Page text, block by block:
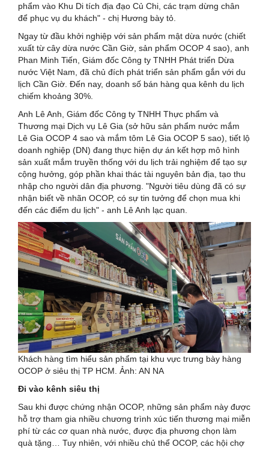
phẩm vào Khu Di tích địa đạo Củ Chi, các trạm dừng chân
để phục vụ du khách" - chị Hương bày tỏ.
Ngay từ đầu khởi nghiệp với sản phẩm mật dừa nước (chiết
xuất từ cây dừa nước Cần Giờ, sản phẩm OCOP 4 sao), anh
Phan Minh Tiến, Giám đốc Công ty TNHH Phát triển Dừa
nước Việt Nam, đã chủ đích phát triển sản phẩm gắn với du
lịch Cần Giờ. Đến nay, doanh số bán hàng qua kênh du lịch
chiếm khoảng 30%.
Anh Lê Anh, Giám đốc Công ty TNHH Thực phẩm và
Thương mại Dịch vụ Lê Gia (sở hữu sản phẩm nước mắm
Lê Gia OCOP 4 sao và mắm tôm Lê Gia OCOP 5 sao), tiết lộ
doanh nghiệp (DN) đang thực hiện dự án kết hợp mô hình
sản xuất mắm truyền thống với du lịch trải nghiệm để tạo sự
cộng hưởng, góp phần khai thác tài nguyên bản địa, tạo thu
nhập cho người dân địa phương. "Người tiêu dùng đã có sự
nhận biết về nhãn OCOP, có sự tin tưởng để chọn mua khi
đến các điểm du lịch" - anh Lê Anh lạc quan.
Khách hàng tìm hiểu sản phẩm tại khu vực trưng bày hàng
OCOP ở siêu thị TP HCM. Ảnh: AN NA
Đi vào kênh siêu thị
Sau khi được chứng nhận OCOP, những sản phẩm này được
hỗ trợ tham gia nhiều chương trình xúc tiến thương mại miễn
phí từ các cơ quan nhà nước, được địa phương chọn làm
quà tặng… Tuy nhiên, với nhiều chủ thể OCOP, các hội chợ